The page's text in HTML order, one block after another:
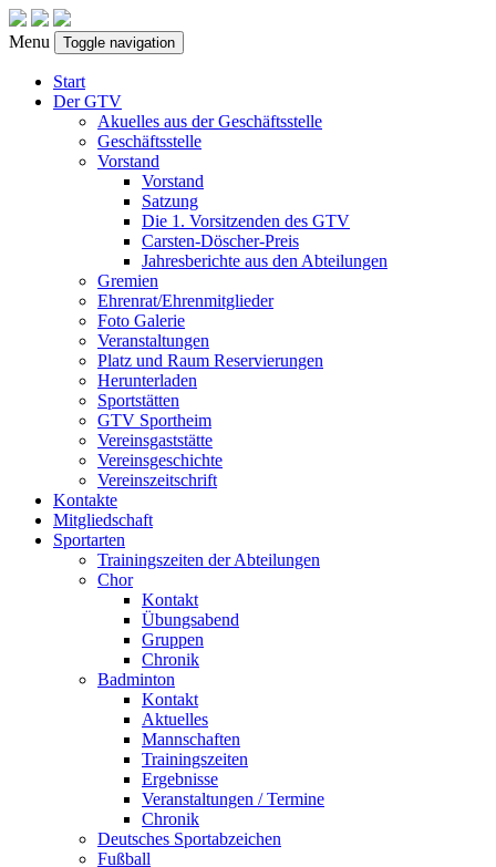
Menu Toggle navigation
Start
Der GTV
Akuelles aus der Geschäftsstelle
Geschäftsstelle
Vorstand
Vorstand
Satzung
Die 1. Vorsitzenden des GTV
Carsten-Döscher-Preis
Jahresberichte aus den Abteilungen
Gremien
Ehrenrat/Ehrenmitglieder
Foto Galerie
Veranstaltungen
Platz und Raum Reservierungen
Herunterladen
Sportstätten
GTV Sportheim
Vereinsgaststätte
Vereinsgeschichte
Vereinszeitschrift
Kontakte
Mitgliedschaft
Sportarten
Trainingszeiten der Abteilungen
Chor
Kontakt
Übungsabend
Gruppen
Chronik
Badminton
Kontakt
Aktuelles
Mannschaften
Trainingszeiten
Ergebnisse
Veranstaltungen / Termine
Chronik
Deutsches Sportabzeichen
Fußball